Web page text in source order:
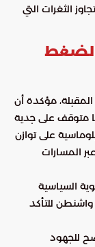
الثغرات التي
الضغط
المقبلة، مؤكدة أن
متوقف على جدية
على توازن
المسارات
السياسية
للتأكد
للجهود